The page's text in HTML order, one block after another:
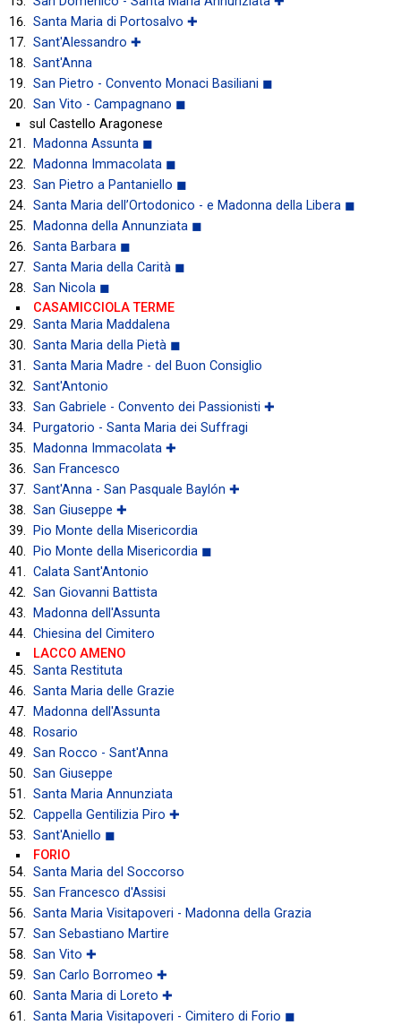
Santa Maria di Portosalvo ✚
Sant'Alessandro ✚
Sant'Anna
San Pietro - Convento Monaci Basiliani ◼
San Vito - Campagnano ◼
sul Castello Aragonese
Madonna Assunta ◼
Madonna Immacolata ◼
San Pietro a Pantaniello ◼
Santa Maria dell’Ortodonico - e Madonna della Libera ◼
Madonna della Annunziata ◼
Santa Barbara ◼
Santa Maria della Carità ◼
San Nicola ◼
CASAMICCIOLA TERME
Santa Maria Maddalena
Santa Maria della Pietà ◼
Santa Maria Madre - del Buon Consiglio
Sant'Antonio
San Gabriele - Convento dei Passionisti ✚
Purgatorio - Santa Maria dei Suffragi
Madonna Immacolata ✚
San Francesco
Sant'Anna - San Pasquale Baylón ✚
San Giuseppe ✚
Pio Monte della Misericordia
Pio Monte della Misericordia ◼
Calata Sant'Antonio
San Giovanni Battista
Madonna dell'Assunta
Chiesina del Cimitero
LACCO AMENO
Santa Restituta
Santa Maria delle Grazie
Madonna dell'Assunta
Rosario
San Rocco - Sant'Anna
San Giuseppe
Santa Maria Annunziata
Cappella Gentilizia Piro ✚
Sant'Aniello ◼
FORIO
Santa Maria del Soccorso
San Francesco d'Assisi
Santa Maria Visitapoveri - Madonna della Grazia
San Sebastiano Martire
San Vito ✚
San Carlo Borromeo ✚
Santa Maria di Loreto ✚
Santa Maria Visitapoveri - Cimitero di Forio ◼